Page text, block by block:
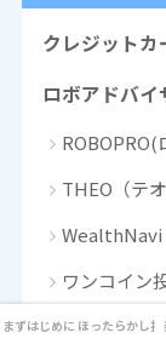
クレジットカ
ロボアドバイ
ROBOPRO(
THEO（テオ
WealthNavi
ワンコイン
楽天活用術
まずはじめに ほったらかし投